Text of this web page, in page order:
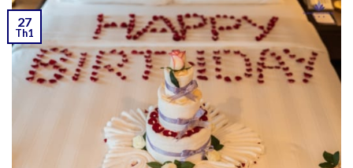
27
Th1